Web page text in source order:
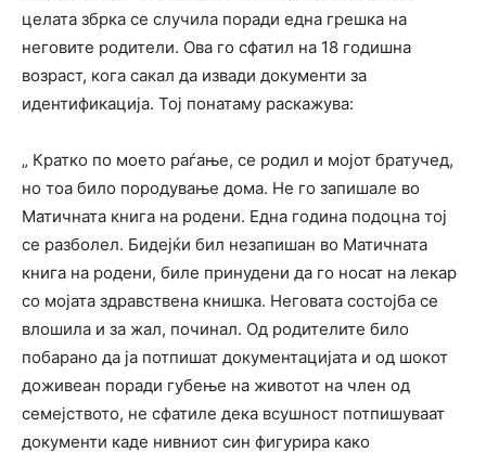
целата збрка се случила поради една грешка на
неговите родители. Ова го сфатил на 18 годишна
возраст, кога сакал да извади документи за
идентификација. Тој понатаму раскажува:
„ Кратко по моето раѓање, се родил и мојот братучед,
но тоа било породување дома. Не го запишале во
Матичната книга на родени. Една година подоцна тој
се разболел. Бидејќи бил незапишан во Матичната
книга на родени, биле принудени да го носат на лекар
со мојата здравствена книшка. Неговата состојба се
влошила и за жал, починал. Од родителите било
побарано да ја потпишат документацијата и од шокот
доживеан поради губење на животот на член од
семејството, не сфатиле дека всушност потпишуваат
документи каде нивниот син фигурира како